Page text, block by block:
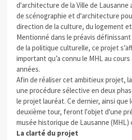
d'architecture de la Ville de Lausanne
de scénographie et d'architecture
direction de la culture, du logement
Mentionné dans le préavis
de la politique culturelle, ce projet
important qu’a connu le MHL au
années.
Afin de réaliser cet ambitieux projet,
une procédure sélective en deux
le projet lauréat. Ce dernier, ainsi que
deuxième tour, feront l'objet d'une
musée historique de Lausanne (MHL)
La clarté du projet